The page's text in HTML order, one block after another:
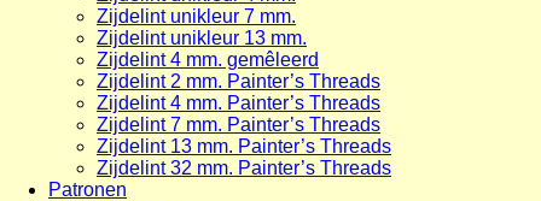
Zijdelint unikleur 7 mm.
Zijdelint unikleur 13 mm.
Zijdelint 4 mm. gemêleerd
Zijdelint 2 mm. Painter’s Threads
Zijdelint 4 mm. Painter’s Threads
Zijdelint 7 mm. Painter’s Threads
Zijdelint 13 mm. Painter’s Threads
Zijdelint 32 mm. Painter’s Threads
Patronen